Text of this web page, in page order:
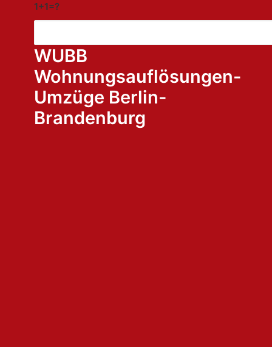
1+1=?
WUBB
Wohnungsauflösungen-
Umzüge Berlin-
Brandenburg